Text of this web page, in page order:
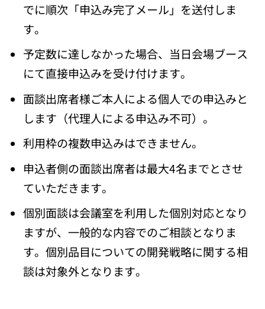
でに順次「申込み完了メール」を送付しま
す。
予定数に達しなかった場合、当日会場ブース
にて直接申込みを受け付けます。
面談出席者様ご本人による個人での申込みと
します（代理人による申込み不可）。
利用枠の複数申込みはできません。
申込者側の面談出席者は最大4名までとさせ
ていただきます。
個別面談は会議室を利用した個別対応となり
ますが、一般的な内容でのご相談となりま
す。個別品目についての開発戦略に関する相
談は対象外となります。